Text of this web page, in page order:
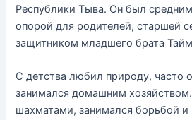
Республики Тыва. Он был
опорой для родителей, старшей
защитником младшего брата
С детства любил природу, часто
занимался домашним
шахматами, занимался борьбой и